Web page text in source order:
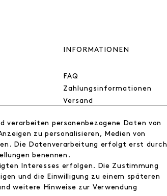
INFORMATIONEN
FAQ
Zahlungsinformationen
Versand
Widerrufsrecht
Datenschutz
verarbeiten personenbezogene Daten von
zu personalisieren, Medien von
Die Datenverarbeitung erfolgt erst durch
benennen.
Interesses erfolgen. Die Zustimmung
und die Einwilligung zu einem späteren
weitere Hinweise zur Verwendung